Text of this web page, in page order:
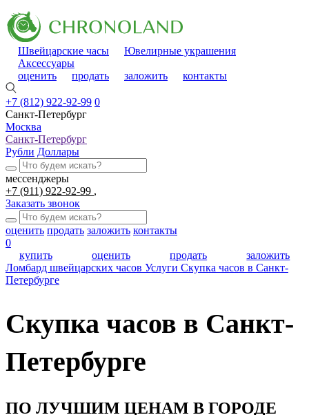
Швейцарские часы
Ювелирные украшения
Аксессуары
оценить
продать заложить контакты
+7 (812) 922-92-99 0
Санкт-Петербург
Москва
Санкт-Петербург
Рубли Доллары
мессенджеры
+7 (911) 922-92-99
Заказать звонок
оценить продать заложить контакты
0
купить
оценить продать
заложить
Ломбард швейцарских часов Услуги Скупка часов в Санкт-
Петербурге
Скупка часов в Санкт-
Петербурге
ПО ЛУЧШИМ ЦЕНАМ В ГОРОДЕ